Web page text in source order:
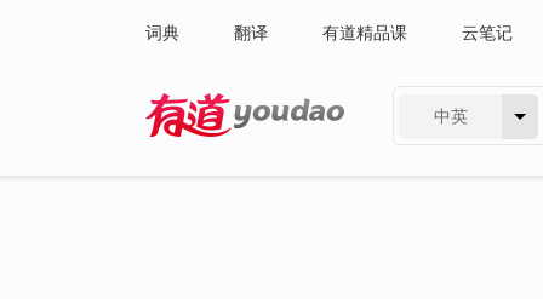
词典 翻译 有道精品课 云笔记
中英